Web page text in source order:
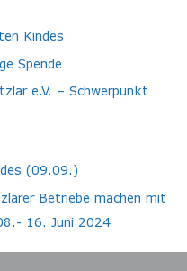
Kindes
Spende
e.V. – Schwerpunkt
(09.09.)
Betriebe machen mit
16. Juni 2024